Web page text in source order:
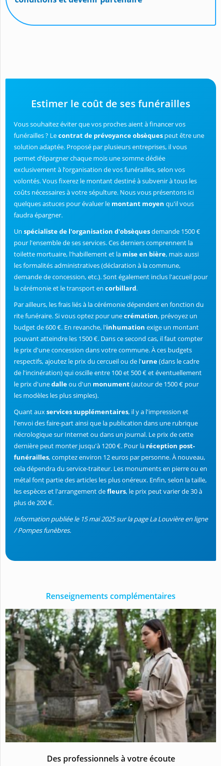
Estimer le coût de ses funérailles
Vous souhaitez éviter que vos proches aient à financer vos
funérailles ? Lecontrat de prévoyance obsèques peut être une
solution adaptée. Proposé par plusieurs entreprises, il vous
permet d’épargner chaque mois une somme dédiée
exclusivement à l’organisation de vos funérailles, selon vos
volontés. Vous fixerez le montant destiné à subvenir à tous les
coûts nécessaires à votre sépulture. Nous vous présentons ici
quelques astuces pour évaluer le montant moyen qu'il vous
faudra épargner.
Un spécialiste de l'organisation d'obsèquesdemande 1500 €
pour l'ensemble de ses services. Ces derniers comprennent la
toilette mortuaire, l'habillement et la mise en bière, mais aussi
les formalités administratives (déclaration à la commune,
demande de concession, etc.). Sont également inclus l'accueil pour
la cérémonie et le transport en corbillard.
Par ailleurs, les frais liés à la cérémonie dépendent en fonction du
rite funéraire. Si vous optez pour unecrémation, prévoyez un
budget de 600 €. En revanche, l'inhumation exige un montant
pouvant atteindre les 1500 €. Dans ce second cas, il faut compter
le prix d'une concession dans votre commune. À ces budgets
respectifs, ajoutez le prix du cercueil ou de l'urne(dans le cadre
de l'incinération) qui oscille entre 100 et 500 € et éventuellement
le prix d'unedalleou d'un monument(autour de 1500 € pour
les modèles les plus simples).
Quant auxservices supplémentaires, il y a l'impression et
l'envoi des faire-part ainsi que la publication dans une rubrique
nécrologique sur Internet ou dans un journal. Le prix de cette
dernière peut monter jusqu'à 1200 €. Pour la réception post-
funérailles, comptez environ 12 euros par personne. À nouveau,
cela dépendra du service-traiteur. Les monuments en pierre ou en
métal font partie des articles les plus onéreux. Enfin, selon la taille,
les espèces et l'arrangement defleurs, le prix peut varier de 30 à
plus de 200 €.
Information publiée le 15 mai 2025 sur la page La Louvière en ligne
/ Pompes funèbres.
Renseignements complémentaires
Des professionnels à votre écoute